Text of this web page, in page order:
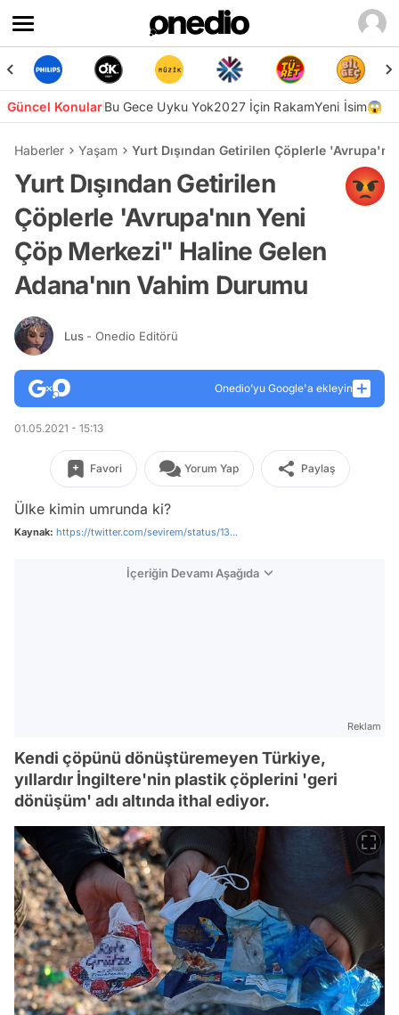
Güncel KonularBu Gece Uyku Yok2027 İçin RakamYeni İsim😱
Haberler Yaşam Yurt Dışından Getirilen Çöplerle
Yurt Dışından Getirilen
Çöplerle 'Avrupa'nın Yeni
Çöp Merkezi" Haline Gelen
Adana'nın Vahim Durumu
Lus - Onedio Editörü
Onedio’yu Google'a ekleyin
01.05.2021 - 15:13
Favori Yorum Yap Paylaş
Ülke kimin umrunda ki?
Kaynak: https://twitter.com/sevirem/status/13...
İçeriğin Devamı Aşağıda
Reklam
Kendi çöpünü dönüştüremeyen Türkiye,
yıllardır İngiltere'nin plastik çöplerini 'geri
dönüşüm' adı altında ithal ediyor.